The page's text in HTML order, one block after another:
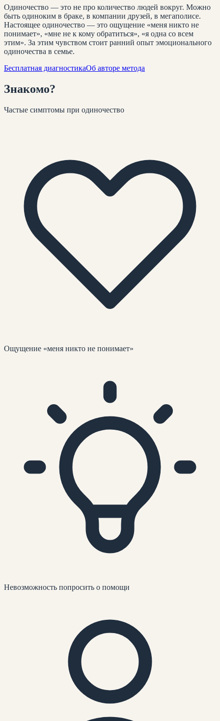
Одиночество — это не про количество людей вокруг. Можно
быть одиноким в браке, в компании друзей, в мегаполисе.
Настоящее одиночество — это ощущение «меня никто не
понимает», «мне не к кому обратиться», «я одна со всем
этим». За этим чувством стоит ранний опыт эмоционального
одиночества в семье.
Бесплатная диагностикаОб авторе метода
Знакомо?
Частые симптомы при одиночество
Ощущение «меня никто не понимает»
Невозможность попросить о помощи